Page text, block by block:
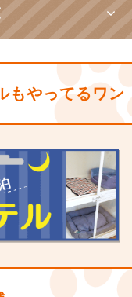
もやってるワン